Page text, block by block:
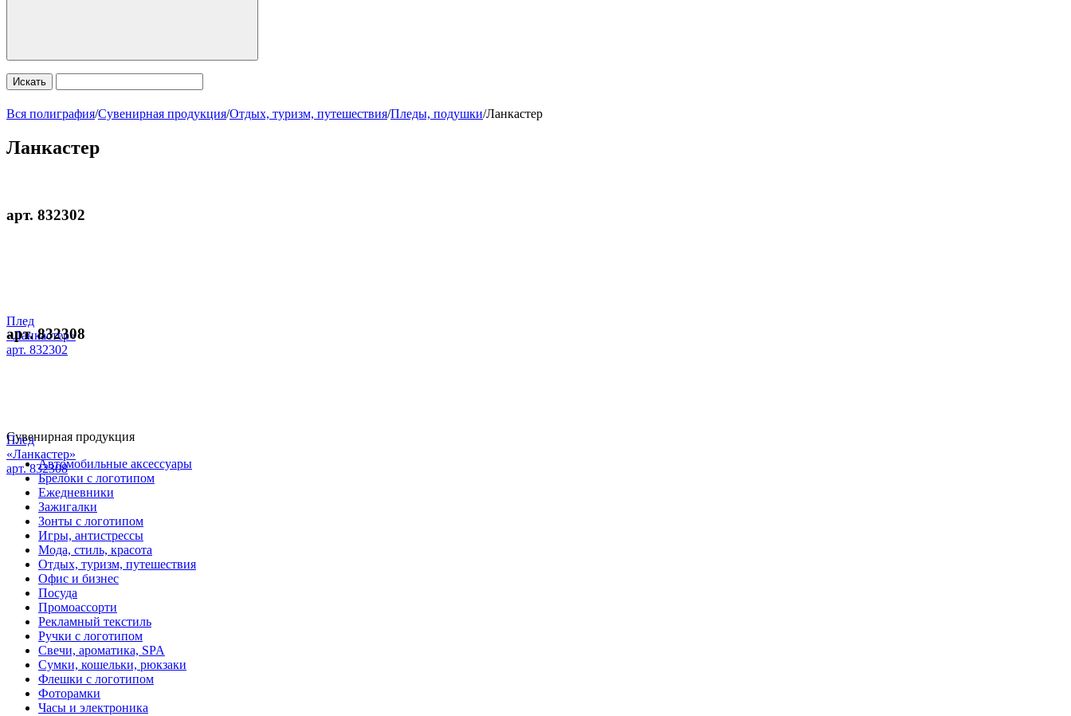
Искать
Вся полиграфия/Сувенирная продукция/Отдых, туризм, путешествия/Пледы, подушки/Ланкастер
Ланкастер
арт. 832302
Плед
«Ланкастер»
арт. 832302
арт. 832308
Плед
«Ланкастер»
арт. 832308
Сувенирная продукция
Автомобильные аксессуары
Брелоки с логотипом
Ежедневники
Зажигалки
Зонты с логотипом
Игры, антистрессы
Мода, стиль, красота
Отдых, туризм, путешествия
Офис и бизнес
Посуда
Промоассорти
Рекламный текстиль
Ручки с логотипом
Свечи, ароматика, SPA
Сумки, кошельки, рюкзаки
Флешки с логотипом
Фоторамки
Часы и электроника